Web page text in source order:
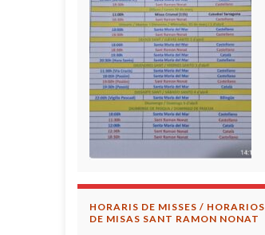
HORARIS DE MISSES / HORARIOS
DE MISAS SANT RAMON NONAT